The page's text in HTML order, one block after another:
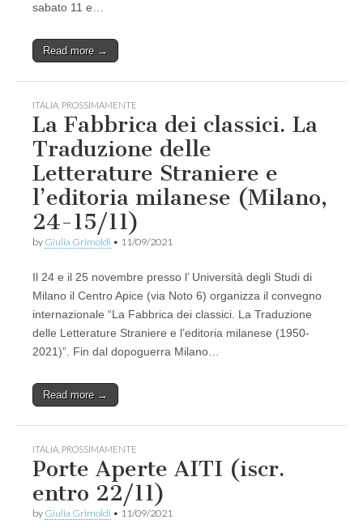
sabato 11 e…
Read more →
ITALIA PROSSIMAMENTE
La Fabbrica dei classici. La
Traduzione delle
Letterature Straniere e
l’editoria milanese (Milano,
24-15/11)
by Giulia Grimoldi • 11/09/2021
Il 24 e il 25 novembre presso l’ Università degli Studi di
Milano il Centro Apice (via Noto 6) organizza il convegno
internazionale “La Fabbrica dei classici. La Traduzione
delle Letterature Straniere e l’editoria milanese (1950-
2021)”. Fin dal dopoguerra Milano…
Read more →
ITALIA PROSSIMAMENTE
Porte Aperte AITI (iscr.
entro 22/11)
by Giulia Grimoldi • 11/09/2021